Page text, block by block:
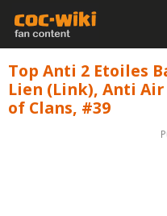
Top Anti 2 Etoiles
Lien (Link), Anti Air
of Clans, #39